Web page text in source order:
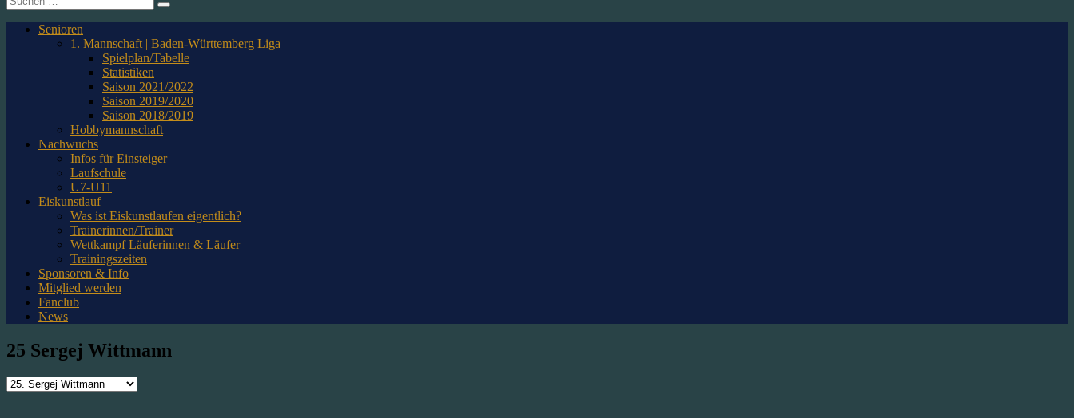
nach:
Senioren
1. Mannschaft | Baden-Württemberg Liga
Spielplan/Tabelle
Statistiken
Saison 2021/2022
Saison 2019/2020
Saison 2018/2019
Hobbymannschaft
Nachwuchs
Infos für Einsteiger
Laufschule
U7-U11
Eiskunstlauf
Was ist Eiskunstlaufen eigentlich?
Trainerinnen/Trainer
Wettkampf Läuferinnen & Läufer
Trainingszeiten
Sponsoren & Info
Mitglied werden
Fanclub
News
25 Sergej Wittmann